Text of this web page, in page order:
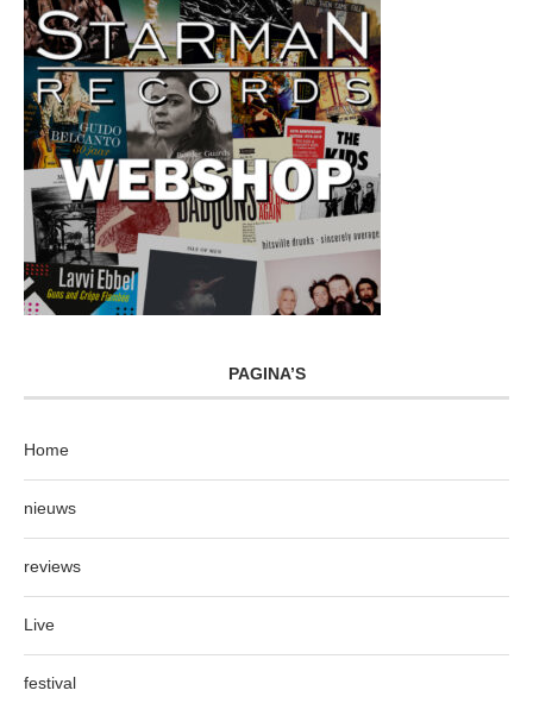
PAGINA’S
Home
nieuws
reviews
Live
festival